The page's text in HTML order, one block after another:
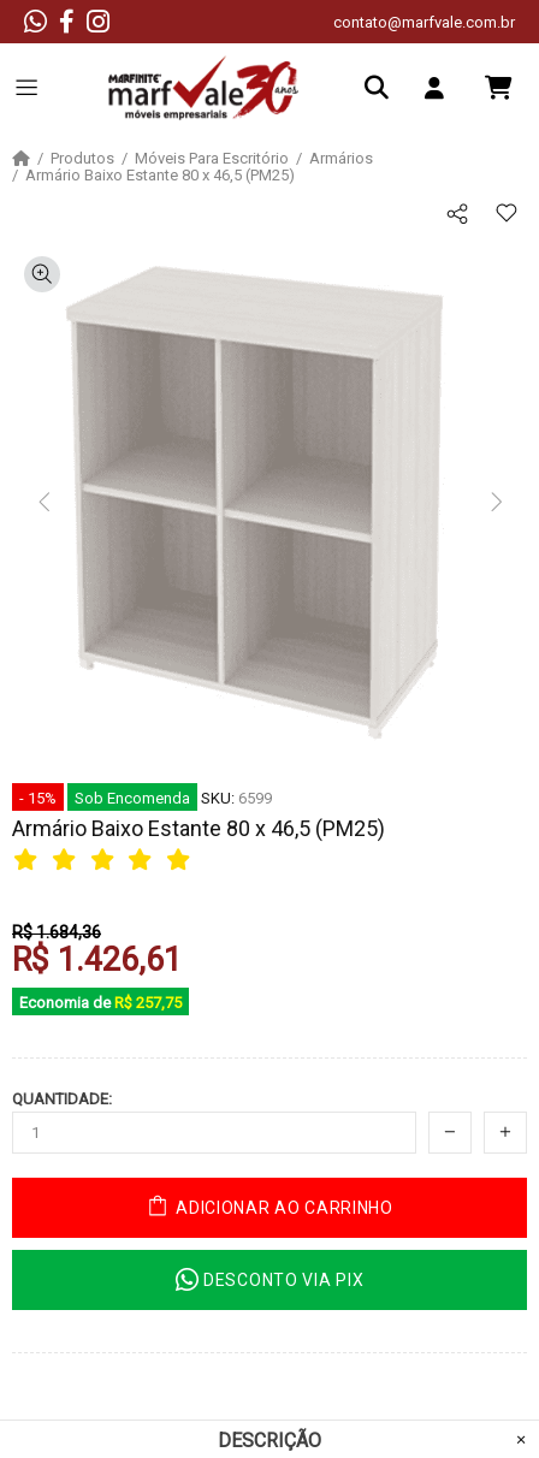
contato@marfvale.com.br
Produtos Móveis Para Escritório
Armários
Armário Baixo Estante 80 x 46,5 (PM25)
- 15% Sob Encomenda SKU: 6599
Armário Baixo Estante 80 x 46,5 (PM25)
R$ 1.684,36
R$ 1.426,61
Economia de R$ 257,75
QUANTIDADE:
ADICIONAR AO CARRINHO
DESCONTO VIA PIX
DESCRIÇÃO